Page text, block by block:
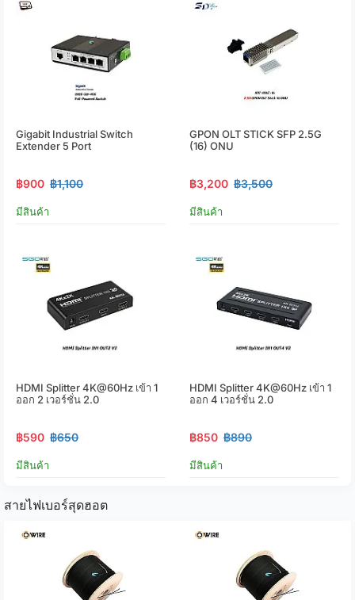
Gigabit Industrial Switch
Extender 5 Port
฿900 ฿1,100
มีสินค้า
GPON OLT STICK SFP 2.5G
(16) ONU
฿3,200 ฿3,500
มีสินค้า
HDMI Splitter 4K@60Hz เข้า 1
ออก 2 เวอร์ชั่น 2.0
฿590 ฿650
มีสินค้า
HDMI Splitter 4K@60Hz เข้า 1
ออก 4 เวอร์ชั่น 2.0
฿850 ฿890
มีสินค้า
สายไฟเบอร์สุดฮอต